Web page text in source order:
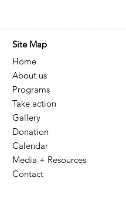
Site Map
Home
About us
Programs
Take action
Gallery
Donation
Calendar
Media + Resources
Contact